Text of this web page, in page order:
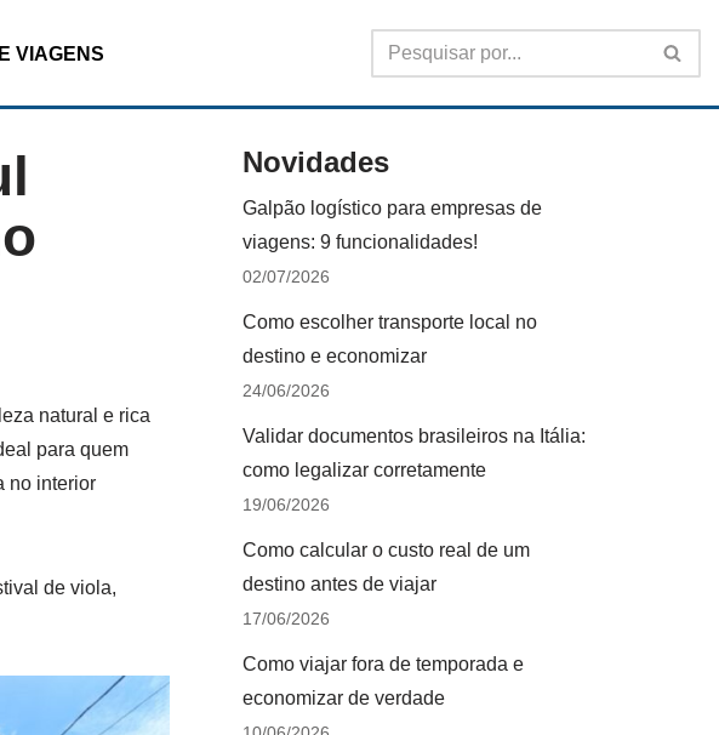
VIAGENS
natural e rica
para quem
no interior
de viola,
Novidades
Galpão logístico para empresas de
viagens: 9 funcionalidades!
02/07/2026
Como escolher transporte local no
destino e economizar
24/06/2026
Validar documentos brasileiros na Itália:
como legalizar corretamente
19/06/2026
Como calcular o custo real de um
destino antes de viajar
17/06/2026
Como viajar fora de temporada e
economizar de verdade